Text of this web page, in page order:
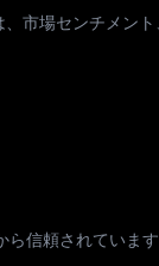
市場センチメン
信頼されています